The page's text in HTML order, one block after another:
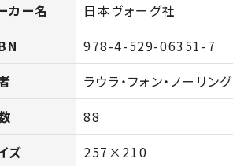
カー名
日本ヴォーグ社
978-4-529-06351-7
ラウラ・フォン・ノーリング
88
ズ
257×210